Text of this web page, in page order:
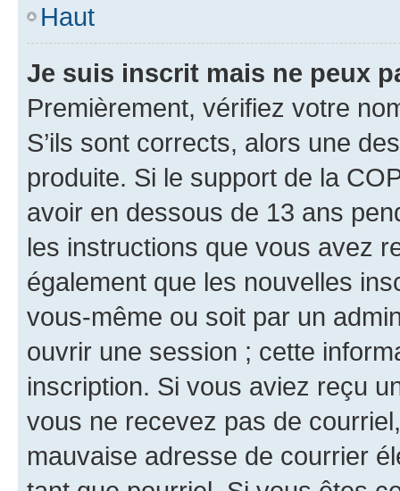
Haut
Je suis inscrit mais ne peux
Premièrement, vérifiez votre
S’ils sont corrects, alors une
produite. Si le support de la
avoir en dessous de 13 ans
les instructions que vous avez
également que les nouvelles
vous-même ou soit par un
ouvrir une session ; cette
inscription. Si vous aviez reçu
vous ne recevez pas de
mauvaise adresse de courrier